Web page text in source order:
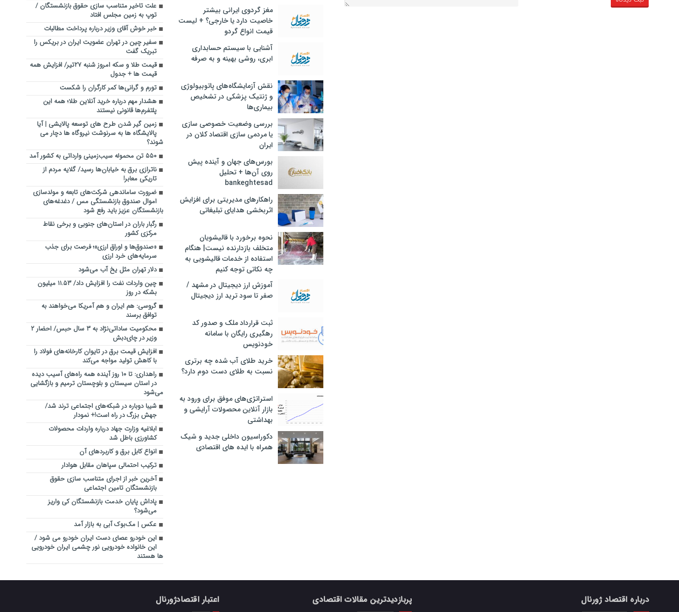
مغز گردوی ایرانی بیشتر
خاصیت دارد یا خارجی؟ + لیست
قیمت انواع گردو
آشنایی با سیستم حسابداری
ابری، روشی بهینه و به صرفه
نقش آزمایشگاه‌های پاتوبیولوژی
و ژنتیک پزشکی در تشخیص
بیماری‌ها
بررسی وضعیت خصوصی سازی
یا مردمی سازی اقتصاد کلان در
ایران
بورس‌های جهان و آینده پیش
روی آن‌ها + تحلیل
bankeghtesad
راهکارهای مدیریتی برای افزایش
اثربخشی هدایای تبلیغاتی
نحوه برخورد با قالیشویان
متخلف بازدارنده نیست| هنگام
استفاده از خدمات قالیشویی به
چه نکاتی توجه کنیم
آموزش ارز دیجیتال در مشهد /
صفر تا سود ترید ارز دیجیتال
ثبت قرارداد ملک و صدور کد
رهگیری رایگان با سامانه
خودنویس
خرید طلای آب شده چه برتری
نسبت به طلای دست دوم دارد؟
استراتژی‌های موفق برای ورود به
بازار آنلاین محصولات آرایشی و
بهداشتی
دکوراسیون داخلی جدید و شیک
همراه با ایده های اقتصادی
علت تاخیر متناسب‌ سازی حقوق بازنشستگان /
توپ به زمین مجلس افتاد
خبر خوش آقای وزیر درباره پرداخت مطالبات
سفیر چین در تهران عضویت ایران در بریکس را
تبریک گفت
قیمت طلا و سکه امروز شنبه ۲۷تیر/ افزایش همه
قیمت ها + جدول
تورم و گرانی‌ها کمر کارگران را شکست
هشدار مهم درباره خرید آنلاین طلا؛ همه این
پلتفرم‌ها قانونی نیستند
زمین گیر شدن طرح های توسعه پالایشی | آیا
پالایشگاه ها به سرنوشت نیروگاه ها دچار می
شوند؟
۵۵۰ تن محموله سیب‌زمینی وارداتی به کشور آمد
ناترازی برق به خیابان‌ها رسید/ گلایه مردم از
تاریکی معابر!
ضرورت ساماندهی شرکت‌های تابعه و مولدسازی
اموال صندوق بازنشستگی مس / دغدغه‌های‌
بازنشستگان عزیز باید رفع شود
رگبار باران در استان‌های جنوبی و برخی نقاط
مرکزی کشور
«صندوق‌ها و اوراق ارزی»؛ فرصت برای جذب
سرمایه‌های خرد ارزی
دلار تهران مثل یخ آب می‌شود
چین واردات نفت را افزایش داد/ ۱۱.۵۳ میلیون
بشکه در روز
گروسی: هم ایران و هم آمریکا می‌خواهند به
توافق برسند
محکومیت‌ ساداتی‌نژاد به ۳ سال حبس/ احضار ۲
وزیر ‌در چای‌دبش
افزایش قیمت برق در تایوان کارخانه‌های فولاد را
با کاهش تولید مواجه می‌کند
راهداری: تا ۱۰ روز آینده همه راه‌های آسیب دیده
در استان سیستان و بلوچستان ترمیم و بازگشایی
می‌شود
شیبا دوباره در شبکه‌های اجتماعی ترند شد/
جهش بزرگ در راه است!+ نمودار
ابلاغیه وزارت جهاد درباره واردات محصولات
کشاورزی باطل شد
انواع کابل برق و کاربردهای آن
ترکیب احتمالی سپاهان مقابل هوادار
آخرین خبر از اجرای متناسب سازی حقوق
بازنشستگان تامین اجتماعی
پاداش پایان خدمت بازنشستگان کی واریز
می‌شود؟
عکس | مک‌بوک آبی به بازار آمد
این خودرو عصای دست ایران خودرو می شود /
این خانواده خودرویی نور چشمی ایران خودرویی
ها هستند
درباره اقتصاد ژورنال پربازدیدترین مقالات اقتصادی اعتبار اقتصادژورنال